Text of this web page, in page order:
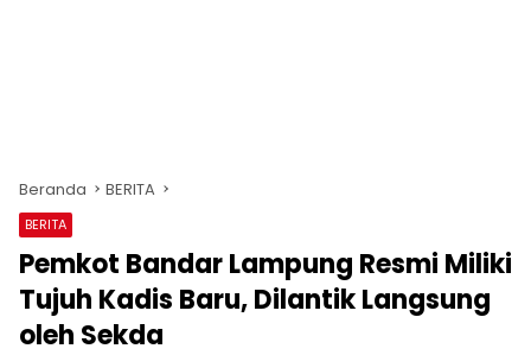
Beranda BERITA
BERITA
Pemkot Bandar Lampung Resmi Miliki
Tujuh Kadis Baru, Dilantik Langsung
oleh Sekda